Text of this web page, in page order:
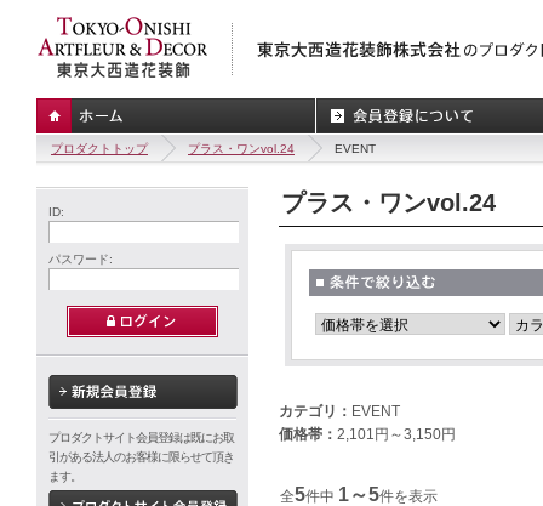
プロダクトトップ プラス・ワンvol.24 EVENT
ID:
パスワード:
プロダクトサイト会員登録は既にお取
引がある法人のお客様に限らせて頂き
ます。
プラス・ワンvol.24
カテゴリ： EVENT
価格帯： 2,101円～3,150円
全5件中 1～5件を表示